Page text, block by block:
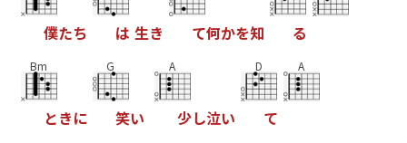
僕たち は 生き て何かを知 る
Bm
ときに
G
笑い
A
少し泣い
D
て
A